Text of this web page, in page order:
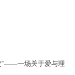
”——一场关于爱与理